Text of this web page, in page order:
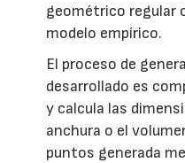
geométrico regular
modelo empírico.
El proceso de
desarrollado es
y calcula las
anchura o el
puntos generada